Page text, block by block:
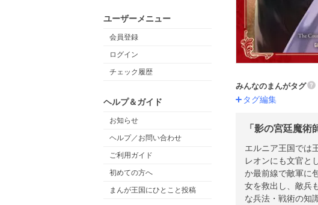
ユーザーメニュー
会員登録
ログイン
チェック履歴
ヘルプ＆ガイド
お知らせ
ヘルプ／お問い合わせ
ご利用ガイド
初めての方へ
まんが王国にひとこと投稿
みんなのまんがタグ
タグ編集
「影の宮廷魔
エルニア王国では
レオンにも文官と
か最前線で敵軍に
女を救出し、敵兵
な兵法・戦術の知